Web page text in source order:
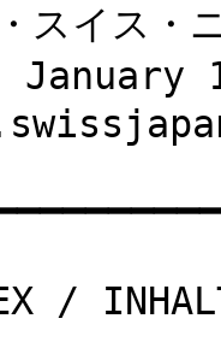
スイス・
January
/